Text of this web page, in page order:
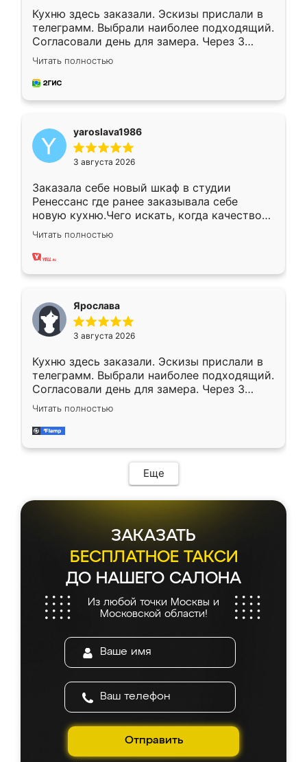
Кухню здесь заказали. Эскизы прислали в
телеграмм. Выбрали наиболее подходящий.
Согласовали день для замера. Через 3
недели кухня была уже готова. Остались
довольны работой. Спасибо Ренессанс
мебель за качественную работу!
Читать полностью
yaroslava1986
3 августа 2026
Заказала себе новый шкаф в студии
Ренессанс где ранее заказывала себе
новую кухню.Чего искать, когда качеством
вполне довольна. Служит кухня уже почти
два года, нареканий нет.
Читать полностью
Ярослава
3 августа 2026
Кухню здесь заказали. Эскизы прислали в
телеграмм. Выбрали наиболее подходящий.
Согласовали день для замера. Через 3
недели кухня была уже готова. Остались
довольны работой. Спасибо Ренессанс
мебель за качественную работу!
Читать полностью
Еще
ЗАКАЗАТЬ
БЕСПЛАТНОЕ ТАКСИ
ДО НАШЕГО САЛОНА
Из любой точки Москвы и
Московской области!
Отправить